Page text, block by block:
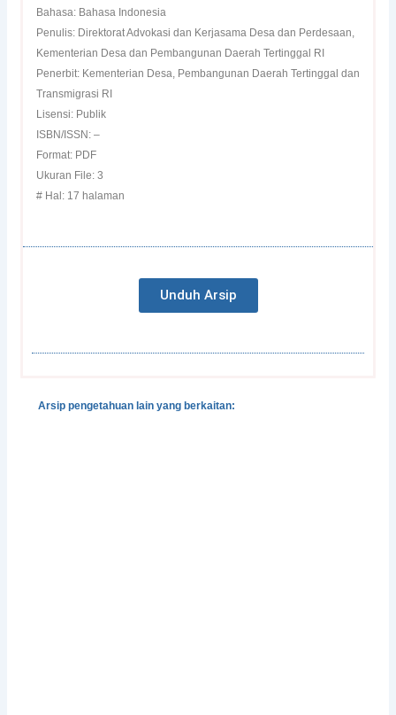
Bahasa: Bahasa Indonesia
Penulis: Direktorat Advokasi dan Kerjasama Desa dan Perdesaan,
Kementerian Desa dan Pembangunan Daerah Tertinggal RI
Penerbit: Kementerian Desa, Pembangunan Daerah Tertinggal dan
Transmigrasi RI
Lisensi: Publik
ISBN/ISSN: –
Format: PDF
Ukuran File: 3
# Hal: 17 halaman
Unduh Arsip
Arsip pengetahuan lain yang berkaitan: